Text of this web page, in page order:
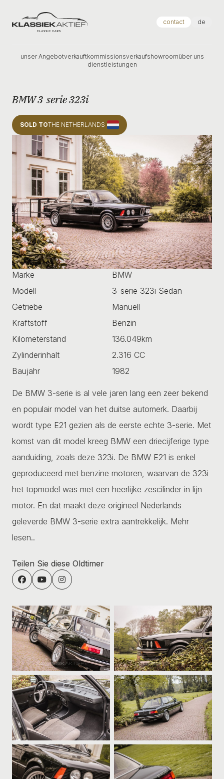
Klassiek Aktief contact de
unser Angebotverkauftkommissionsverkaufshowroomüber uns
dienstleistungen
BMW 3-serie 323i
SOLD TOTHE NETHERLANDS
Marke
BMW
Modell
3-serie 323i Sedan
Getriebe
Manuell
Kraftstoff
Benzin
Kilometerstand
136.049km
Zylinderinhalt
2.316 CC
Baujahr
1982
De BMW 3-serie is al vele jaren lang een zeer bekend
en populair model van het duitse automerk. Daarbij
wordt type E21 gezien als de eerste echte 3-serie. Met
komst van dit model kreeg BMW een driecijferige type
aanduiding, zoals deze 323i. De BMW E21 is enkel
geproduceerd met benzine motoren, waarvan de 323i
het topmodel was met een heerlijke zescilinder in lijn
motor. En dat maakt deze origineel Nederlands
geleverde BMW 3-serie extra aantrekkelijk. Mehr
lesen..
Teilen Sie diese Oldtimer